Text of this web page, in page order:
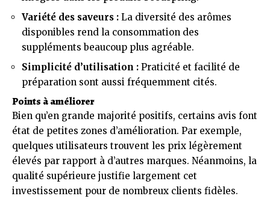
Variété des saveurs : La diversité des arômes
disponibles rend la consommation des
suppléments beaucoup plus agréable.
Simplicité d’utilisation : Praticité et facilité de
préparation sont aussi fréquemment cités.
Points à améliorer
Bien qu’en grande majorité positifs, certains avis font
état de petites zones d’amélioration. Par exemple,
quelques utilisateurs trouvent les prix légèrement
élevés par rapport à d’autres marques. Néanmoins, la
qualité supérieure justifie largement cet
investissement pour de nombreux clients fidèles.